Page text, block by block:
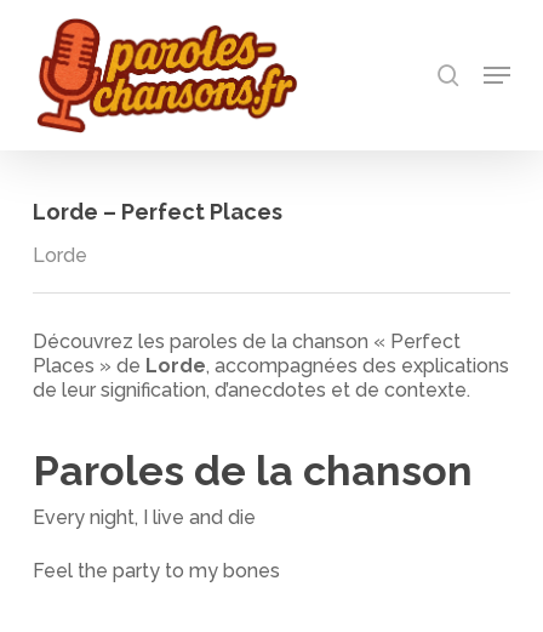
main
content
Menu
Lorde – Perfect Places
Lorde
Découvrez les paroles de la chanson « Perfect
Places » de Lorde, accompagnées des explications
de leur signification, d’anecdotes et de contexte.
Paroles de la chanson
Every night, I live and die
Feel the party to my bones
Close